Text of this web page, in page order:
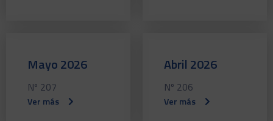
Mayo 2026
Nº 207
Ver más
Abril 2026
Nº 206
Ver más